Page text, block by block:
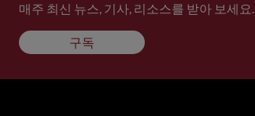
매주 최신 뉴스, 기사, 리소스를 받아 보세요.
구독